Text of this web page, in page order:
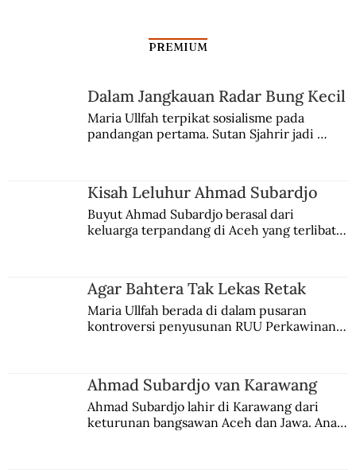
PREMIUM
Dalam Jangkauan Radar Bung Kecil
Maria Ullfah terpikat sosialisme pada
pandangan pertama. Sutan Sjahrir jadi
Kisah Leluhur Ahmad Subardjo
Buyut Ahmad Subardjo berasal dari
keluarga terpandang di Aceh yang terlibat
Agar Bahtera Tak Lekas Retak
Maria Ullfah berada di dalam pusaran
kontroversi penyusunan RUU Perkawinan.
Ahmad Subardjo van Karawang
Ahmad Subardjo lahir di Karawang dari
keturunan bangsawan Aceh dan Jawa. Anak